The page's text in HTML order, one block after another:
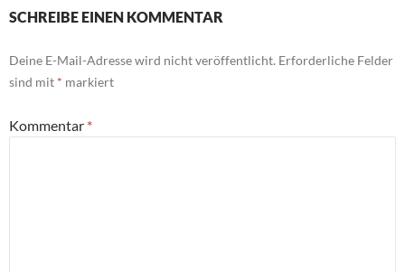
SCHREIBE EINEN KOMMENTAR
Deine E-Mail-Adresse wird nicht veröffentlicht. Erforderliche Felder
sind mit * markiert
Kommentar *